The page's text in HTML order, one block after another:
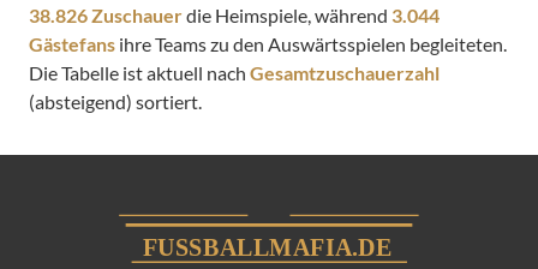
38.826 Zuschauerdie Heimspiele, während 3.044
Gästefans ihre Teams zu den Auswärtsspielen begleiteten.
Die Tabelle ist aktuell nach Gesamtzuschauerzahl
(absteigend) sortiert.